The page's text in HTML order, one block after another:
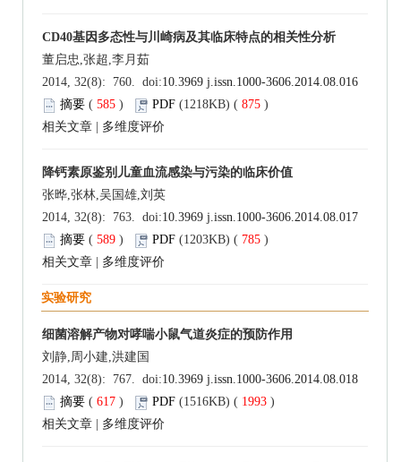
CD40基因多态性与川崎病及其临床特点的相关性分析
董启忠,张超,李月茹
2014, 32(8): 760. doi:10.3969 j.issn.1000-3606.2014.08.016
摘要 ( 585 ) PDF (1218KB) ( 875 )
相关文章
多维度评价
降钙素原鉴别儿童血流感染与污染的临床价值
张晔,张林,吴国雄,刘英
2014, 32(8): 763. doi:10.3969 j.issn.1000-3606.2014.08.017
摘要 ( 589 ) PDF (1203KB) ( 785 )
相关文章
多维度评价
实验研究
细菌溶解产物对哮喘小鼠气道炎症的预防作用
刘静,周小建,洪建国
2014, 32(8): 767. doi:10.3969 j.issn.1000-3606.2014.08.018
摘要 ( 617 ) PDF (1516KB) ( 1993 )
相关文章
多维度评价